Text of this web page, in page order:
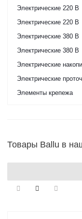
Электрические 220 В
Электрические 220 В
Электрические 380 В
Электрические 380 В
Электрические
Электрические
Элементы крепежа
Товары Ballu в